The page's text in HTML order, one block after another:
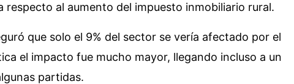
respecto al aumento del impuesto inmobiliario rural.
que solo el 9% del sector se vería afectado por el
el impacto fue mucho mayor, llegando incluso a un
partidas.